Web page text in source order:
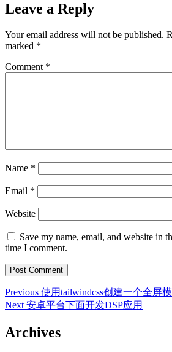
Leave a Reply
Your email address will not be published.
marked *
Comment *
Name *
Email *
Website
Save my name, email, and website in
time I comment.
Post
navigation
Previous Previous
post:
使用tailwindcss创建一个全屏
Next Next
安卓平台下面开发DSP应用
Archives